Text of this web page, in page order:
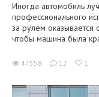
Иногда автомобиль
профессионального
за рулём оказывается
чтобы машина была
47558 12 1